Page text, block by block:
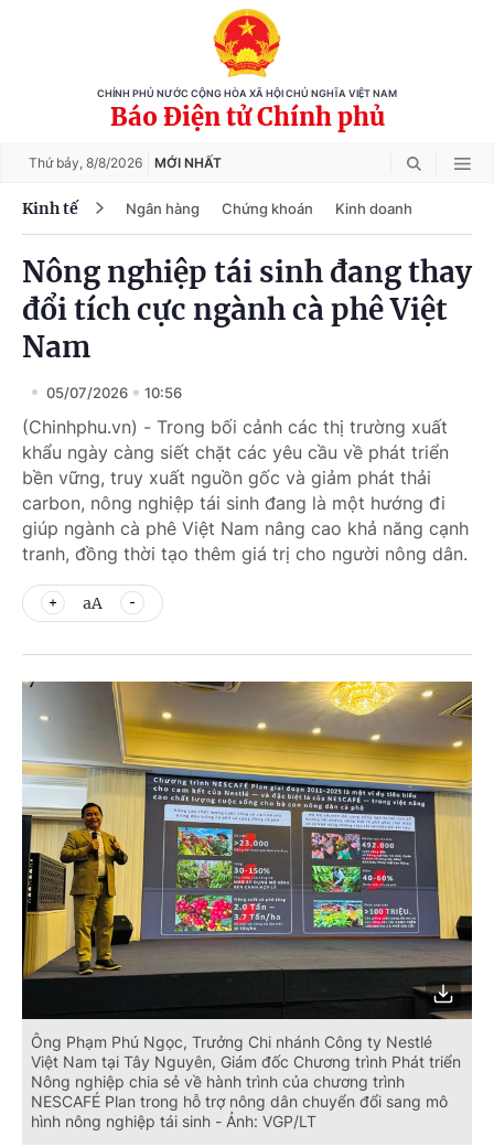
CHÍNH PHỦ NƯỚC CỘNG HÒA XÃ HỘI CHỦ NGHĨA VIỆT NAM
Báo Điện tử Chính phủ
Thứ bảy, 8/8/2026 MỚI NHẤT
Kinh tế Ngân hàng Chứng khoán Kinh doanh
Nông nghiệp tái sinh đang thay
đổi tích cực ngành cà phê Việt
Nam
05/07/2026 10:56
(Chinhphu.vn) - Trong bối cảnh các thị trường xuất
khẩu ngày càng siết chặt các yêu cầu về phát triển
bền vững, truy xuất nguồn gốc và giảm phát thải
carbon, nông nghiệp tái sinh đang là một hướng đi
giúp ngành cà phê Việt Nam nâng cao khả năng cạnh
tranh, đồng thời tạo thêm giá trị cho người nông dân.
aA
Ông Phạm Phú Ngọc, Trưởng Chi nhánh Công ty Nestlé
Việt Nam tại Tây Nguyên, Giám đốc Chương trình Phát triển
Nông nghiệp chia sẻ về hành trình của chương trình
NESCAFÉ Plan trong hỗ trợ nông dân chuyển đổi sang mô
hình nông nghiệp tái sinh - Ảnh: VGP/LT